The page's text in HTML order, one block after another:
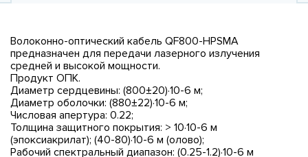
Волоконно-оптический кабель QF800-HPSMA
предназначен для передачи лазерного излучения
средней и высокой мощности.
Продукт ОПК.
Диаметр сердцевины: (800±20)·10-6 м;
Диаметр оболочки: (880±22)·10-6 м;
Числовая апертура: 0.22;
Толщина защитного покрытия: > 10·10-6 м
(эпоксиакрилат); (40-80)·10-6 м (олово);
Рабочий спектральный диапазон: (0.25-1.2)·10-6 м